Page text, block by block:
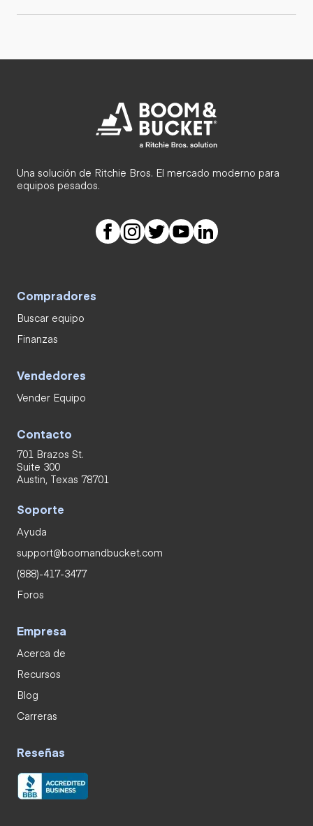
Una solución de Ritchie Bros. El mercado moderno para
equipos pesados.
Compradores
Buscar equipo
Finanzas
Vendedores
Vender Equipo
Contacto
701 Brazos St.
Suite 300
Austin, Texas 78701
Soporte
Ayuda
support@boomandbucket.com
(888)-417-3477
Foros
Empresa
Acerca de
Recursos
Blog
Carreras
Reseñas